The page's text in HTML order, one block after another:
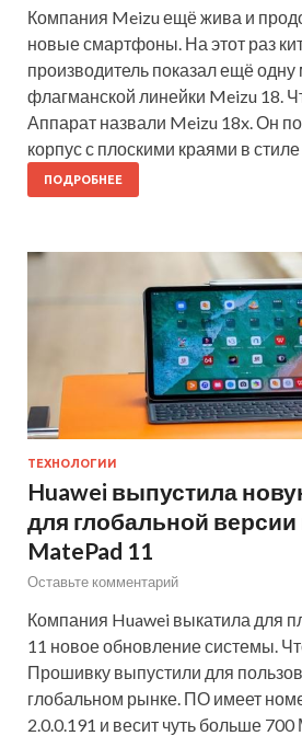
Компания Meizu ещё жива и
новые смартфоны. На этот раз
производитель показал ещё одну
флагманской линейки Meizu 18.
Аппарат назвали Meizu 18x. Он
корпус с плоскими краями в
ПОДРОБНЕЕ
ТЕХНОЛОГИИ
Huawei выпустила
для глобальной
MatePad 11
Оставьте комментарий
Компания Huawei выкатила для
11 новое обновление системы.
Прошивку выпустили для
глобальном рынке. ПО имеет
2.0.0.191 и весит чуть больше